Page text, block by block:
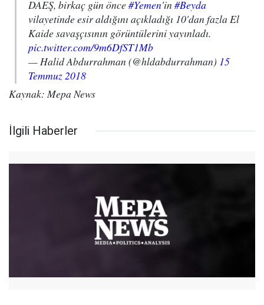
DAEŞ, birkaç gün önce#Yemen'in #Beyda
vilayetinde esir aldığını açıkladığı 10'dan fazla El
Kaide savaşçısının görüntülerini yayınladı.
pic.twitter.com/9m6DfST1Mb
— Halid Abdurrahman (@hldabdurrahman) 15
Temmuz 2018
Kaynak: Mepa News
İlgili Haberler